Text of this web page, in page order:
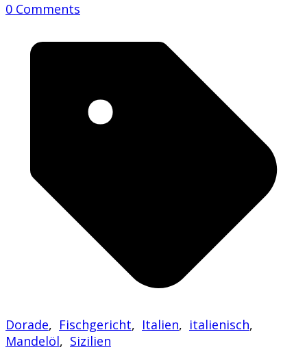
0 Comments
Dorade, Fischgericht, Italien, italienisch,
Mandelöl, Sizilien